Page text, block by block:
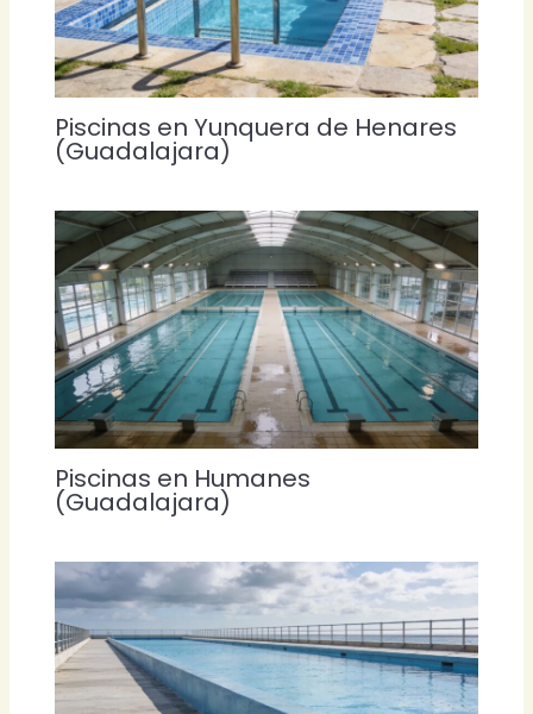
Piscinas en Yunquera de Henares
(Guadalajara)
Piscinas en Humanes
(Guadalajara)